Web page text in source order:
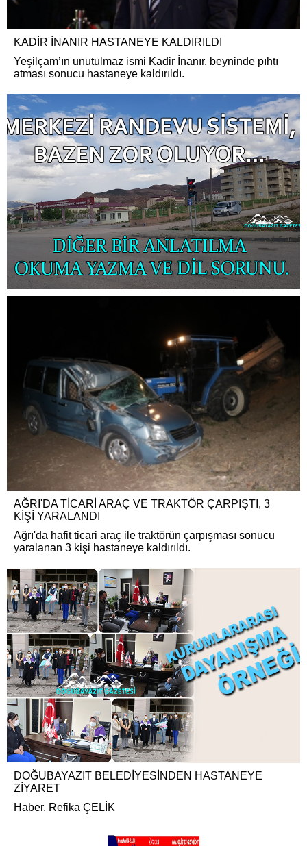
KADİR İNANIR HASTANEYE KALDIRILDI
Yeşilçam’ın unutulmaz ismi Kadir İnanır, beyninde pıhtı
atması sonucu hastaneye kaldırıldı.
AĞRI'DA TİCARİ ARAÇ VE TRAKTÖR ÇARPIŞTI, 3
KİŞİ YARALANDI
Ağrı'da hafit ticari araç ile traktörün çarpışması sonucu
yaralanan 3 kişi hastaneye kaldırıldı.
DOĞUBAYAZIT BELEDİYESİNDEN HASTANEYE
ZİYARET
Haber. Refika ÇELİK